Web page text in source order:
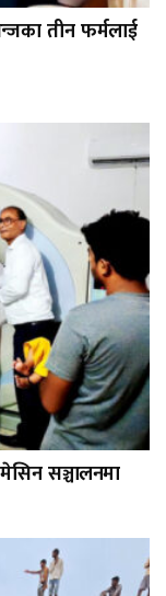
तीन फर्मलाई
सञ्चालनमा